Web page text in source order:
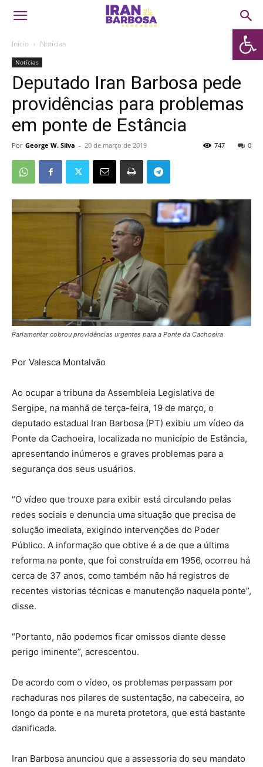
Abrir
Início Notícias
Notícias
Deputado Iran Barbosa pede
providências para problemas
em ponte de Estância
Por George W. Silva - 20 de março de 2019 0
747
Parlamentar cobrou providências urgentes para a Ponte da Cachoeira
Por Valesca Montalvão
Ao ocupar a tribuna da Assembleia Legislativa de
Sergipe, na manhã de terça-feira, 19 de março, o
deputado estadual Iran Barbosa (PT) exibiu um vídeo da
Ponte da Cachoeira, localizada no município de Estância,
apresentando inúmeros e graves problemas para a
segurança dos seus usuários.
“O vídeo que trouxe para exibir está circulando pelas
redes sociais e denuncia uma situação que precisa de
solução imediata, exigindo intervenções do Poder
Público. A informação que obtive é a de que a última
reforma na ponte, que foi construída em 1956, ocorreu há
cerca de 37 anos, como também não há registros de
recentes vistorias técnicas e manutenção naquela ponte”,
disse.
“Portanto, não podemos ficar omissos diante desse
perigo iminente”, acrescentou.
De acordo com o vídeo, os problemas perpassam por
rachaduras nos pilares de sustentação, na cabeceira, ao
longo da ponte e na mureta protetora, que está bastante
danificada.
Iran Barbosa anunciou que a assessoria do seu mandato